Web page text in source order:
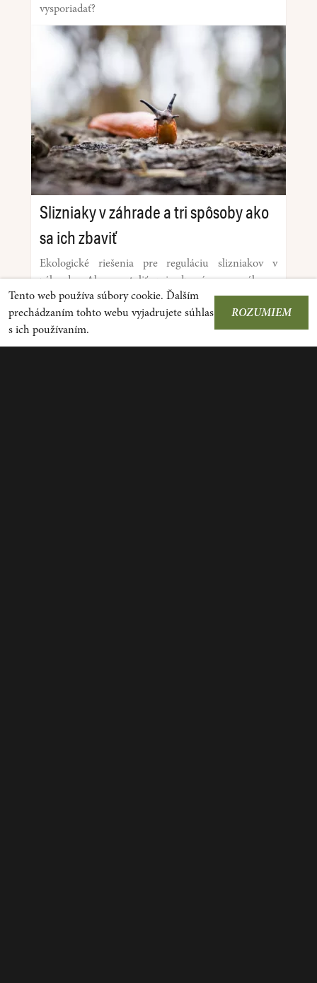
vysporiadať?
Slizniaky v záhrade a tri spôsoby ako
sa ich zbaviť
Ekologické riešenia pre reguláciu slizniakov v
záhrade. Ako nastoliť prirodzenú rovnováhu a
ochrániť úrodu pomocou overených
permakultúrnych postupov.
Tento web používa súbory cookie. Ďalším
prechádzaním tohto webu vyjadrujete súhlas
s ich používaním.
ROZUMIEM